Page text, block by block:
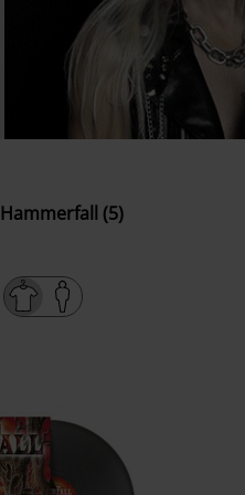
Hammerfall (5)